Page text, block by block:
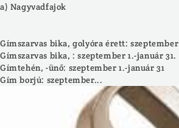
a) Nagyvadfajok
Gímszarvas bika, golyóra érett: szeptember
Gímszarvas bika, : szeptember 1.-január 31.
Gímtehén, -ünő: szeptember 1.-január 31
Gím borjú: szeptember...